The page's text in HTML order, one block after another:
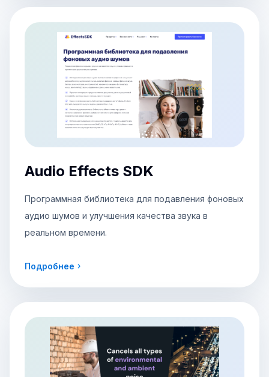
Audio Effects SDK
Программная библиотека для подавления фоновых
аудио шумов и улучшения качества звука в
реальном времени.
Подробнее